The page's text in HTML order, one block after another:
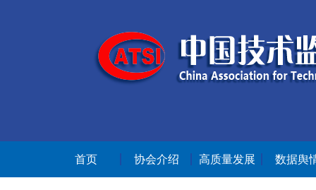
首页 协会介绍 高质量发展 数据舆